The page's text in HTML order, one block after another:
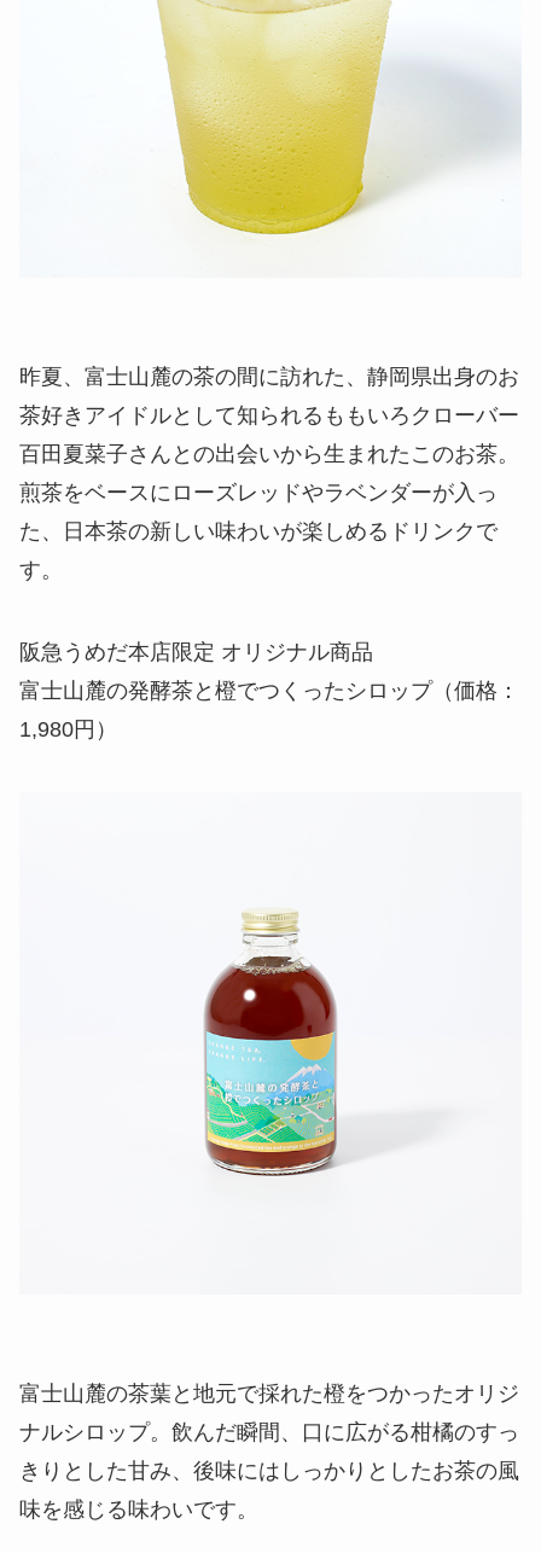
昨夏、富士山麓の茶の間に訪れた、静岡県出身のお
茶好きアイドルとして知られるももいろクローバー
百田夏菜子さんとの出会いから生まれたこのお茶。
煎茶をベースにローズレッドやラベンダーが入っ
た、日本茶の新しい味わいが楽しめるドリンクで
す。
阪急うめだ本店限定 オリジナル商品
富士山麓の発酵茶と橙でつくったシロップ（価格：
1,980円）
富士山麓の茶葉と地元で採れた橙をつかったオリジ
ナルシロップ。飲んだ瞬間、口に広がる柑橘のすっ
きりとした甘み、後味にはしっかりとしたお茶の風
味を感じる味わいです。